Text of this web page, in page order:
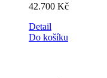
42.700 Kč
Detail
Do košíku